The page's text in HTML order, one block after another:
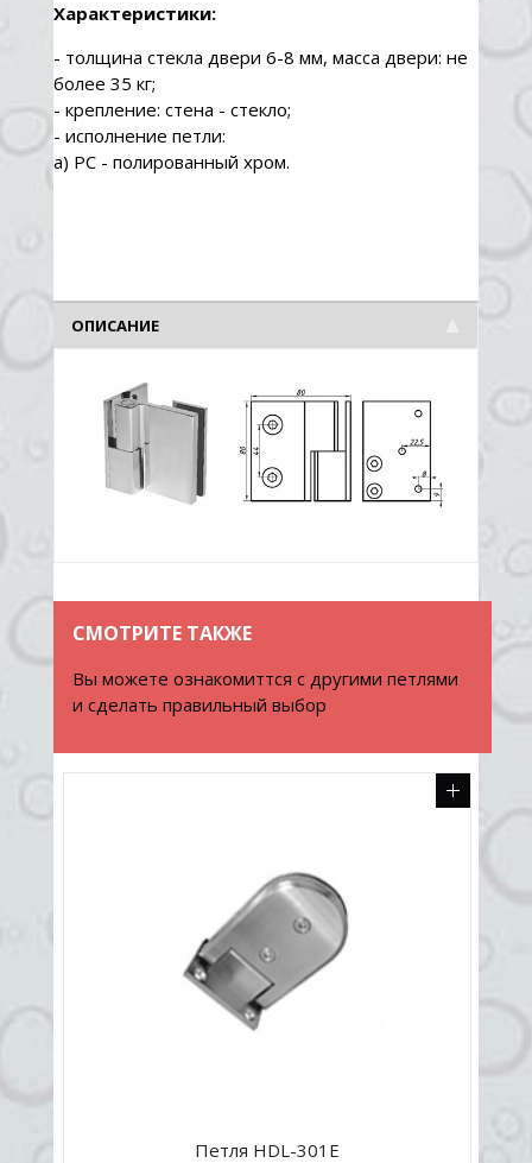
Характеристики:
- толщина стекла двери 6-8 мм, масса двери: не
более 35 кг;
- крепление: стена - стекло;
- исполнение петли:
а) PC - полированный хром.
ОПИСАНИЕ
СМОТРИТЕ ТАКЖЕ
Вы можете ознакомиттся с другими петлями
и сделать правильный выбор
Петля HDL-301Е